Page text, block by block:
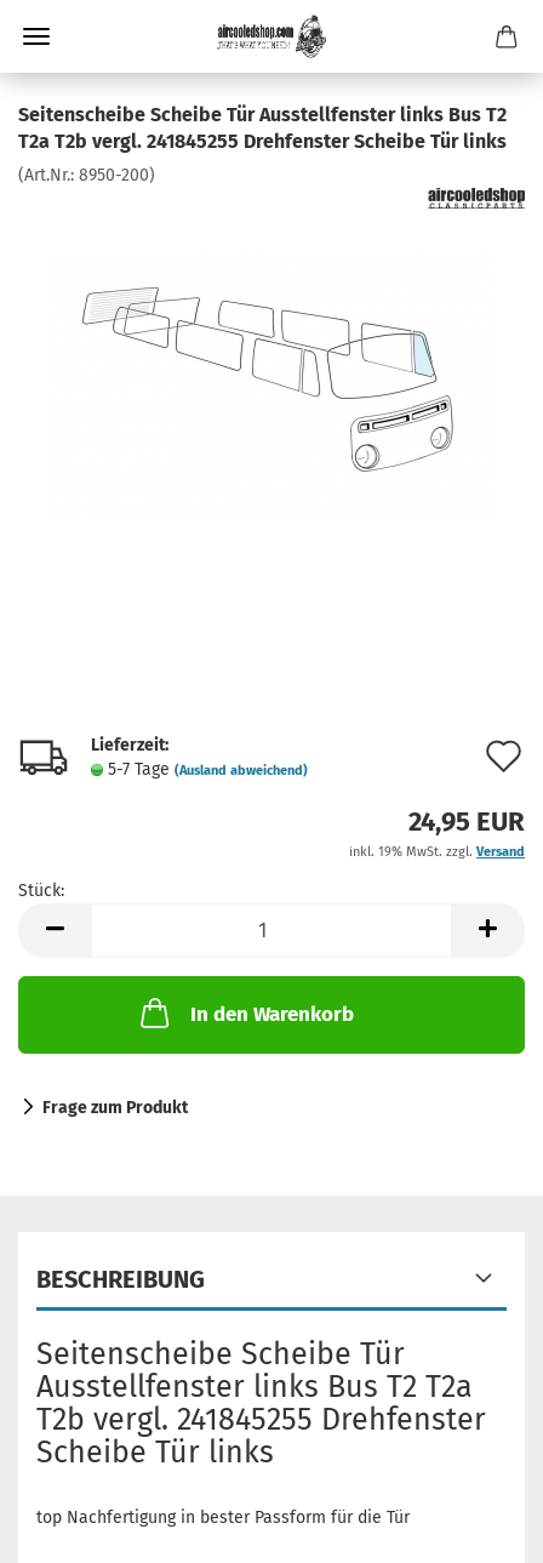
Seitenscheibe Scheibe Tür Ausstellfenster links Bus T2
T2a T2b vergl. 241845255 Drehfenster Scheibe Tür links
(Art.Nr.: 8950-200)
Lieferzeit:
5-7 Tage (Ausland abweichend)
24,95 EUR
inkl. 19% MwSt. zzgl. Versand
Stück:
In den Warenkorb
Frage zum Produkt
BESCHREIBUNG
Seitenscheibe Scheibe Tür
Ausstellfenster links Bus T2 T2a
T2b vergl. 241845255 Drehfenster
Scheibe Tür links
top Nachfertigung in bester Passform für die Tür